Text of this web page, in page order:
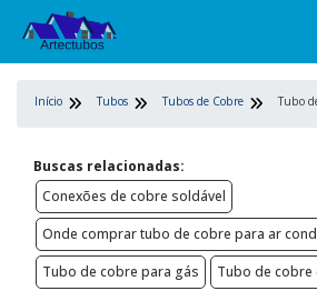
Início Tubos Tubos de Cobre Tubo
Buscas relacionadas:
Conexões de cobre soldável
Onde comprar tubo de cobre para ar
Tubo de cobre para gás
Tubo de cobre